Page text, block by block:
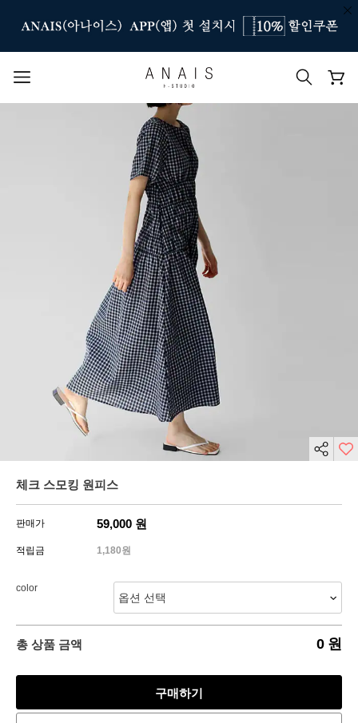
인기 검색어
#신상7%할인 #아나이스 제작
#당일발송
체크 스모킹 원피스
판매가 59,000 원
적립금 1,180원
color
총 상품 금액 0 원
구매하기